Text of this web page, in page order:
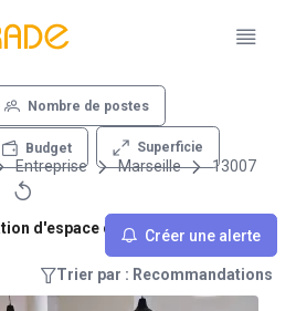
Nombre de postes
Budget Superficie
Créer une alerte
Entreprise Marseille 13007
d'espace de travail - 13007
Trier par : Recommandations